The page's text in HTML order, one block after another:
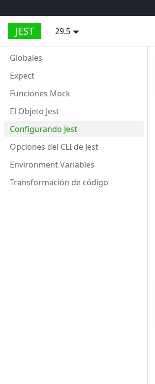
JEST 29.5
Globales
Expect
Funciones Mock
El Objeto Jest
Configurando Jest
Opciones del CLI de Jest
Environment Variables
Transformación de código